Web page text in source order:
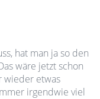
hat man ja so den
wäre jetzt schon
wieder etwas
irgendwie viel